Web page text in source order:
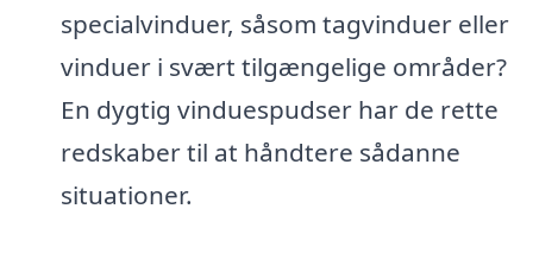
specialvinduer, såsom tagvinduer eller
vinduer i svært tilgængelige områder?
En dygtig vinduespudser har de rette
redskaber til at håndtere sådanne
situationer.